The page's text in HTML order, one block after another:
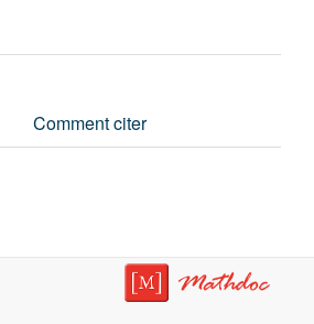
Comment citer